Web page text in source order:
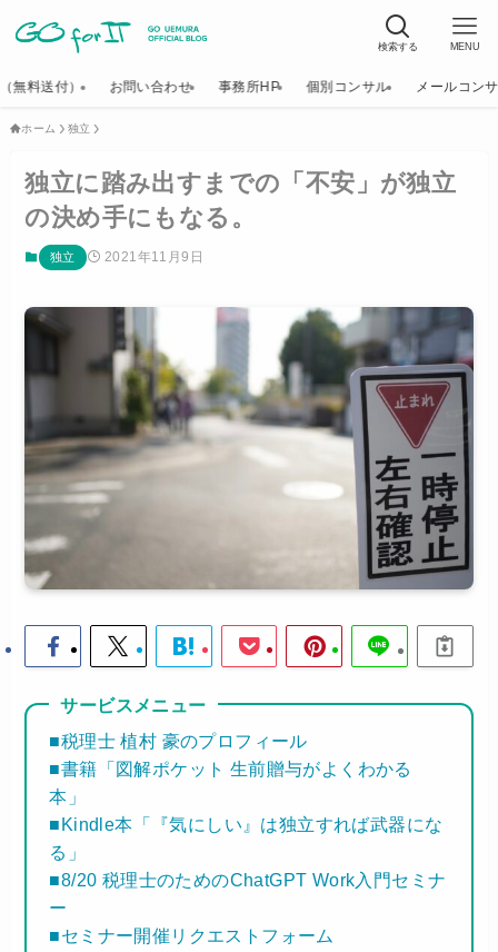
検索する MENU
無料送付） お問い合わせ 事務所HP 個別コンサル メールコン
ホーム 独立
独立に踏み出すまでの「不安」が独立
の決め手にもなる。
独立 2021年11月9日
サービスメニュー
■税理士 植村 豪のプロフィール
■書籍「図解ポケット 生前贈与がよくわかる
本」
■Kindle本「『気にしい』は独立すれば武器にな
る」
■8/20 税理士のためのChatGPT Work入門セミナ
ー
■セミナー開催リクエストフォーム